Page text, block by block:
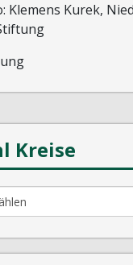
Klemens Kurek,
Kreise